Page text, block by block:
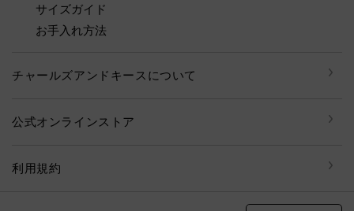
サイズガイド
お手入れ方法
チャールズアンドキースについて
公式オンラインストア
利用規約